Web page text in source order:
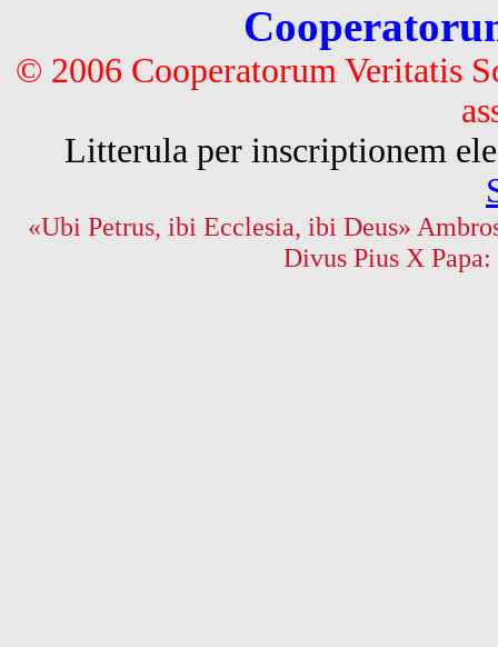
© 2006 Cooperatorum Veritatis
Litterula per inscriptionem
«Ubi Petrus, ibi Ecclesia, ibi Deus»
Divus Pius X Papa: